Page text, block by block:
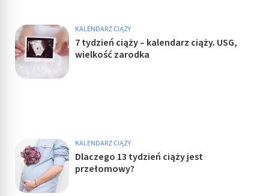
KALENDARZ CIĄŻY
7 tydzień ciąży – kalendarz ciąży. USG,
wielkość zarodka
KALENDARZ CIĄŻY
Dlaczego 13 tydzień ciąży jest
przełomowy?